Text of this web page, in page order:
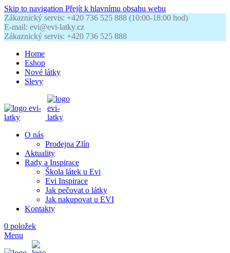
Skip to navigation Přejít k hlavnímu obsahu webu
Zákaznický servis: +420 736 525 888 (10:00-18:00 hod)
E-mail: evi@evi-latky.cz
Zákaznický servis: +420 736 525 888
Home
Eshop
Nové látky
Slevy
O nás
Prodejna Zlín
Aktuality
Rady a Inspirace
Škola látek u Evi
Evi Inspirace
Jak pečovat o látky
Jak nakupovat u EVI
Kontakty
0 položek
Menu